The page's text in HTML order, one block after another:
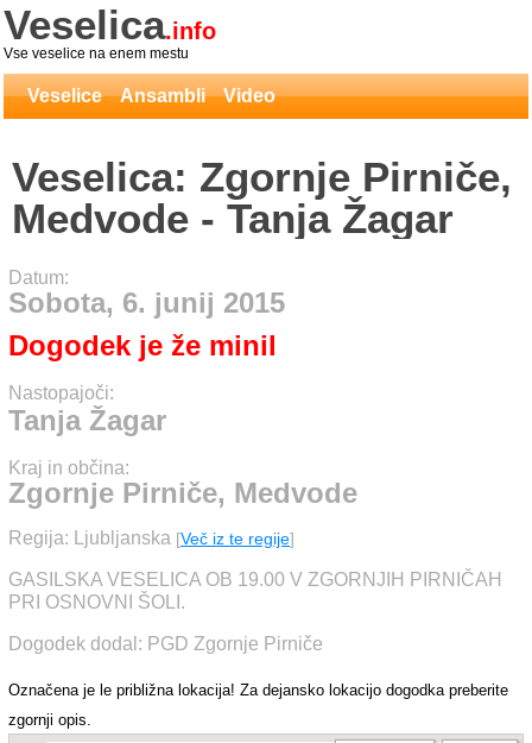
Veselica.info
Vse veselice na enem mestu
Veselice Ansambli Video
Veselica: Zgornje Pirniče,
Medvode - Tanja Žagar
Datum:
Sobota, 6. junij 2015
Dogodek je že minil
Nastopajoči:
Tanja Žagar
Kraj in občina:
Zgornje Pirniče, Medvode
Regija: Ljubljanska [Več iz te regije]
GASILSKA VESELICA OB 19.00 V ZGORNJIH PIRNIČAH
PRI OSNOVNI ŠOLI.
Dogodek dodal: PGD Zgornje Pirniče
Označena je le približna lokacija! Za dejansko lokacijo dogodka preberite
zgornji opis.